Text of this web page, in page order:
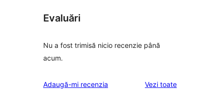
Evaluări
Nu a fost trimisă nicio recenzie până
acum.
Adaugă-mi recenzia Vezi toaterecenziile